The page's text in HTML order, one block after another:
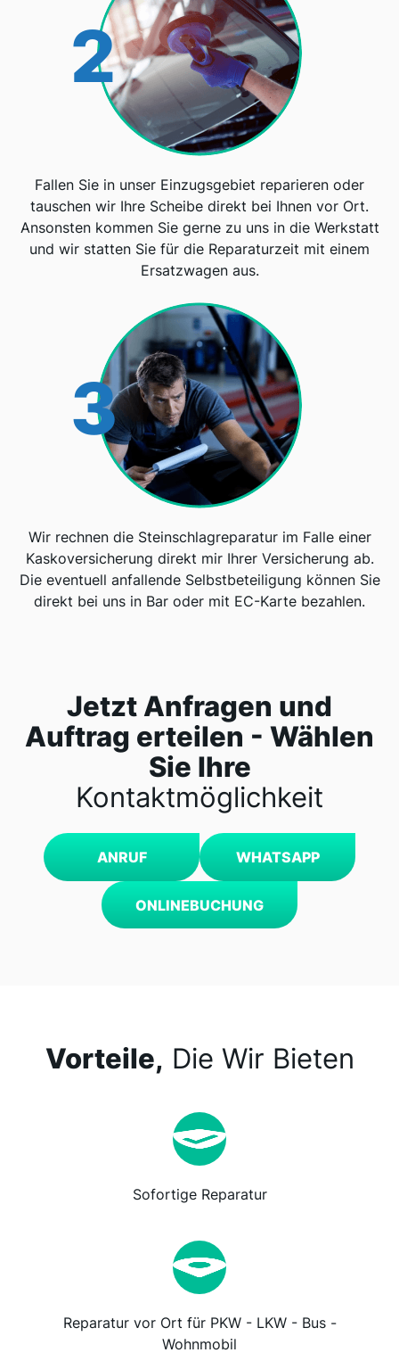
2
Fallen Sie in unser Einzugsgebiet reparieren oder
tauschen wir Ihre Scheibe direkt bei Ihnen vor Ort.
Ansonsten kommen Sie gerne zu uns in die Werkstatt
und wir statten Sie für die Reparaturzeit mit einem
Ersatzwagen aus.
3
Wir rechnen die Steinschlagreparatur im Falle einer
Kaskoversicherung direkt mir Ihrer Versicherung ab.
Die eventuell anfallende Selbstbeteiligung können Sie
direkt bei uns in Bar oder mit EC-Karte bezahlen.
Jetzt Anfragen und
Auftrag erteilen - Wählen
Sie Ihre
Kontaktmöglichkeit
ANRUF WHATSAPP
ONLINEBUCHUNG
Vorteile, Die Wir Bieten
Sofortige Reparatur
Reparatur vor Ort für PKW - LKW - Bus -
Wohnmobil